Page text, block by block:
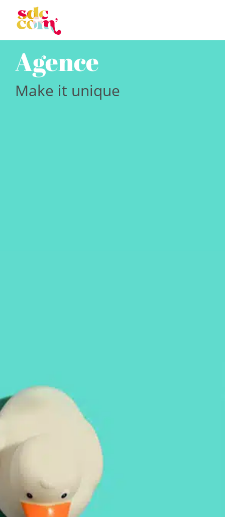
Agence
Make it unique